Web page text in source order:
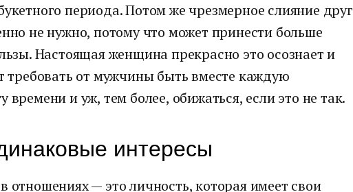
периода. Потом же чрезмерное слияние друг
не нужно, потому что может принести больше
Настоящая женщина прекрасно это осознает и
требовать от мужчины быть вместе каждую
времени и уж, тем более, обижаться, если это не так.
интересы
— это личность, которая имеет свои